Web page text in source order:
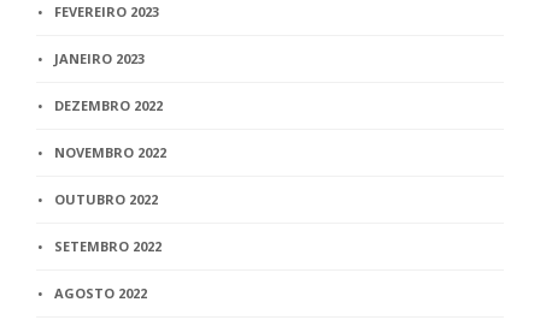
FEVEREIRO 2023
JANEIRO 2023
DEZEMBRO 2022
NOVEMBRO 2022
OUTUBRO 2022
SETEMBRO 2022
AGOSTO 2022